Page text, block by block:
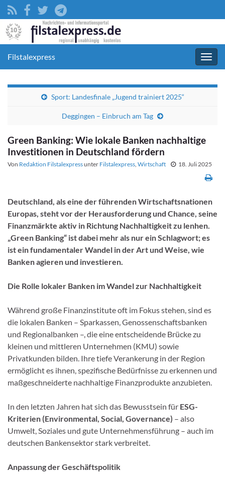
Filstalexpress
Sport: Landesfinale „Jugend trainiert 2025“
Deggingen – Einbruch am Tag
Green Banking: Wie lokale Banken nachhaltige
Investitionen in Deutschland fördern
Von Redaktion Filstalexpressunter Filstalexpress, Wirtschaft 18. Juli 2025
Deutschland, als eine der führenden Wirtschaftsnationen
Europas, steht vor der Herausforderung und Chance, seine
Finanzmärkte aktiv in Richtung Nachhaltigkeit zu lenhen.
„Green Banking“ ist dabei mehr als nur ein Schlagwort; es
ist ein fundamentaler Wandel in der Art und Weise, wie
Banken agieren und investieren.
Die Rolle lokaler Banken im Wandel zur Nachhaltigkeit
Während große Finanzinstitute oft im Fokus stehen, sind es
die lokalen Banken – Sparkassen, Genossenschaftsbanken
und Regionalbanken –, die eine entscheidende Brücke zu
kleinen und mittleren Unternehmen (KMU) sowie
Privatkunden bilden. Ihre tiefe Verankerung in der Region
ermöglicht es ihnen, spezifische Bedürfnisse zu erkennen und
maßgeschneiderte nachhaltige Finanzprodukte anzubieten.
In den letzten Jahren hat sich das Bewusstsein für ESG-
Kriterien (Environmental, Social, Governance) – also
Umwelt, Soziales und gute Unternehmensführung – auch im
deutschen Bankensektor stark verbreitet.
Anpassung der Geschäftspolitik